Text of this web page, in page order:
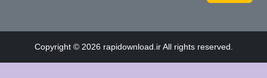
Copyright © 2026 rapidownload.ir All rights reserved.